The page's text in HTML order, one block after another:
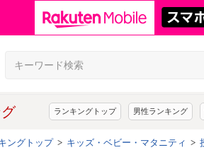
ランキングトップ 男性ランキング
ングトップ> キッズ・ベビー・マタニティ >